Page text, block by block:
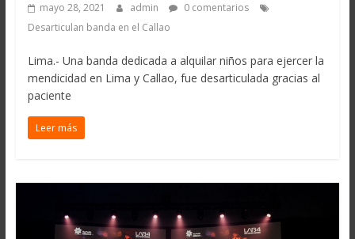
mayo 28, 2021 admin
0 comentarios
Desarticulan banda en el Callao
Lima.- Una banda dedicada a alquilar niños para ejercer la
mendicidad en Lima y Callao, fue desarticulada gracias al
paciente
Leer más